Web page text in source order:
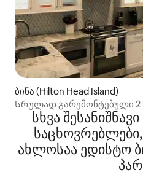
ბინა (Hilton Head Island)
Სრულად გარემონტებული 2
გასეირნება პლაჟზე
სხვა
ახლოსაა ედისტო